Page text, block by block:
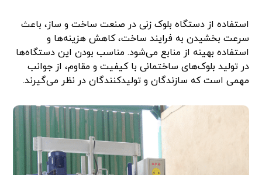
استفاده از دستگاه بلوک زنی در صنعت ساخت و ساز، باعث
سرعت بخشیدن به فرایند ساخت، کاهش هزینه‌ها و
استفاده بهینه از منابع می‌شود. مناسب بودن این دستگاه‌ها
در تولید بلوک‌های ساختمانی با کیفیت و مقاوم، از جوانب
مهمی است که سازندگان و تولیدکنندگان در نظر می‌گیرند.